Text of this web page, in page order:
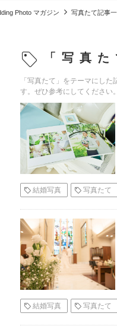
Photo マガジン 写真たて記事
「写真
「写真たて」をテーマにし
す。ぜひ参考にしてください。
結婚写真 写真たて
結婚写真 写真たて